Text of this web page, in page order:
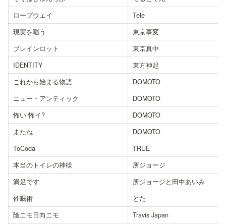
ロープウェイ
Tele
現実を嗤う
東京事変
ブレインロット
東京真中
IDENTITY
東方神起
これから始まる物語
DOMOTO
ニュー・アンティック
DOMOTO
怖い 怖イ?
DOMOTO
またね
DOMOTO
ToCoda
TRUE
本当のトイレの神様
所ジョージ
満足です
所ジョージと田中あいみ
催眠術
とた
陰ニモ日向ニモ
Travis Japan